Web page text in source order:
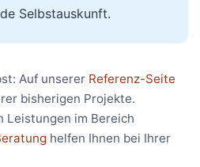
Selbstauskunft.
Auf unserer Referenz-Seite
bisherigen Projekte.
Leistungen im Bereich
helfen Ihnen bei Ihrer